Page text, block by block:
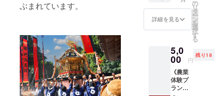
ぶまれています。
ル・万
博披露
のムー
ビー・
かける
特製木
札
【ムー
ビー】1
分程度
詳細を見る
の
リ
タ
ー
ン
を
選
択
す
る
5,0
00 円
残り18
《農業
体験プ
ラン